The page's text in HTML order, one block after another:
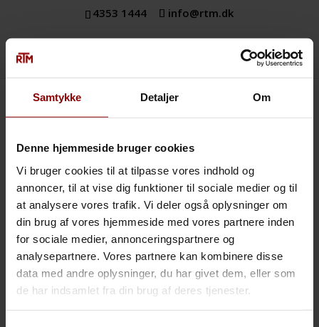
Samtykke Detaljer Om
Denne hjemmeside bruger cookies
Vi bruger cookies til at tilpasse vores indhold og
annoncer, til at vise dig funktioner til sociale medier og til
at analysere vores trafik. Vi deler også oplysninger om
din brug af vores hjemmeside med vores partnere inden
for sociale medier, annonceringspartnere og
analysepartnere. Vores partnere kan kombinere disse
data med andre oplysninger, du har givet dem, eller som
de har indsamlet fra din brug af deres tjenester.
4353 1444 info@rtm.dk
Værdier
Vi er proaktive i vores tilgang til opgaverne. Vi tager
initiativ og venter ikke på, at andre skal handle for os.
Vi tror på, at verden og vores kunders behov ændrer
sig over tid, og vi tilstræber at kunne forudse og
afdække alle farer.
Medarbejderne er meget strukturerede og vi afleverer
og overleverer opgaverne på optimal vis. Samtidig
udvikler vi værktøjer og systemer, der skaber tryghed.